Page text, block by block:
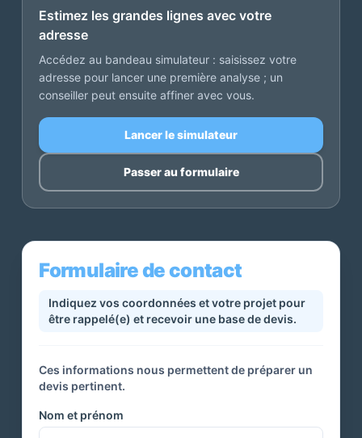
Estimez les grandes lignes avec votre
adresse
Accédez au bandeau simulateur : saisissez votre
adresse pour lancer une première analyse ; un
conseiller peut ensuite affiner avec vous.
Lancer le simulateur
Passer au formulaire
Formulaire de contact
Indiquez vos coordonnées et votre projet pour
être rappelé(e) et recevoir une base de devis.
Ces informations nous permettent de préparer un
devis pertinent.
Nom et prénom